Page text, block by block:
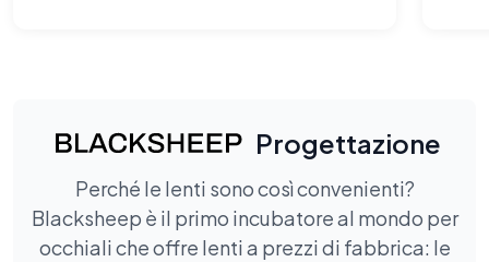
Progettazione
Perché le lenti sono così convenienti?
Blacksheep è il primo incubatore al mondo per
occhiali che offre lenti a prezzi di fabbrica: le